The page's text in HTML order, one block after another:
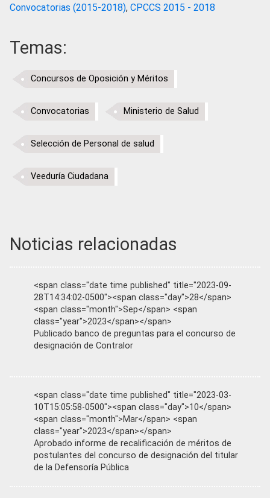
Convocatorias (2015-2018), CPCCS 2015 - 2018
Temas:
Concursos de Oposición y Méritos
Convocatorias Ministerio de Salud
Selección de Personal de salud
Veeduría Ciudadana
Noticias relacionadas
<span class="date time published" title="2023-09-
28T14:34:02-0500"><span class="day">28</span>
<span class="month">Sep</span> <span
class="year">2023</span></span>
Publicado banco de preguntas para el concurso de
designación de Contralor
<span class="date time published" title="2023-03-
10T15:05:58-0500"><span class="day">10</span>
<span class="month">Mar</span> <span
class="year">2023</span></span>
Aprobado informe de recalificación de méritos de
postulantes del concurso de designación del titular
de la Defensoría Pública